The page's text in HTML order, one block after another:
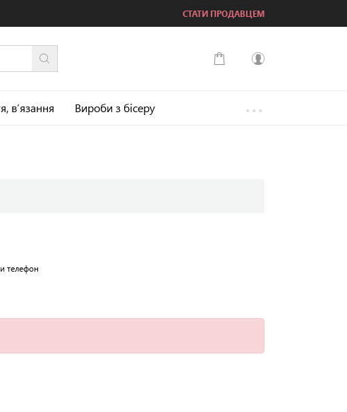
СТАТИ ПРОДАВЦЕМ
...
в’язання Вироби з бісеру
телефон